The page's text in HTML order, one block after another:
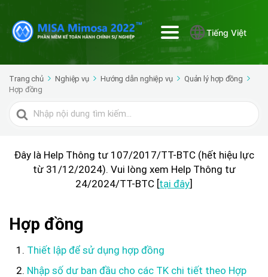
Tiếng Việt
Trang chủ Nghiệp vụ Hướng dẫn nghiệp vụ
Quản lý hợp đồng
Hợp đồng
Tìm
kiếm
Đây là Help Thông tư 107/2017/TT-BTC (hết hiệu lực
từ 31/12/2024). Vui lòng xem Help Thông tư
24/2024/TT-BTC [tại đây]
Hợp đồng
Thiết lập để sử dụng hợp đồng
Nhập số dư ban đầu cho các TK chi tiết theo Hợp